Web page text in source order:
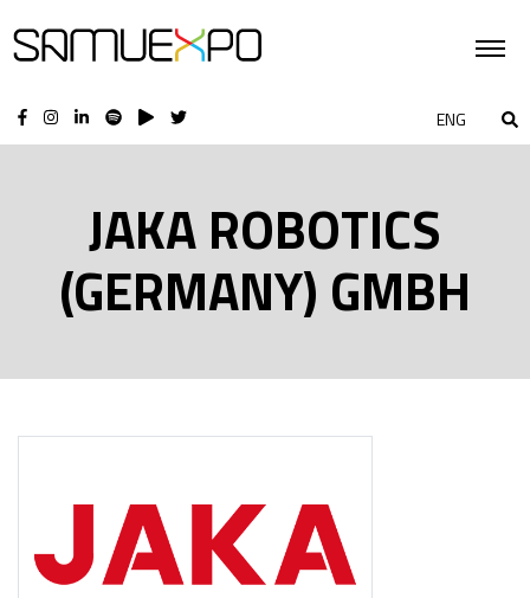
ENG
JAKA ROBOTICS
(GERMANY) GMBH